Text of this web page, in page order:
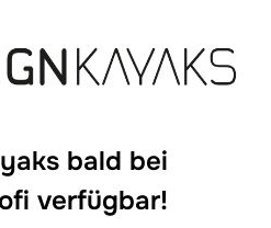
bald bei
verfügbar!